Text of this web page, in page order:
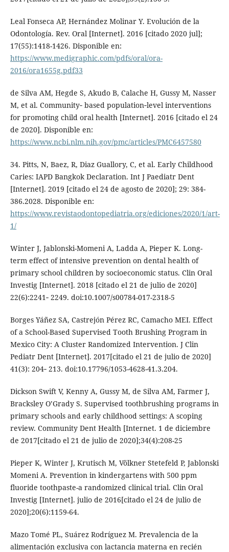
Leal Fonseca AP, Hernández Molinar Y. Evolución de la
Odontología. Rev. Oral [Internet]. 2016 [citado 2020 jul];
17(55):1418-1426. Disponible en:
https://www.medigraphic.com/pdfs/oral/ora-
2016/ora1655g.pdf33
de Silva AM, Hegde S, Akudo B, Calache H, Gussy M, Nasser
M, et al. Community‐ based population‐level interventions
for promoting child oral health [Internet]. 2016 [citado el 24
de 2020]. Disponible en:
https://www.ncbi.nlm.nih.gov/pmc/articles/PMC6457580
34. Pitts, N, Baez, R, Diaz Guallory, C, et al. Early Childhood
Caries: IAPD Bangkok Declaration. Int J Paediatr Dent
[Internet]. 2019 [citado el 24 de agosto de 2020]; 29: 384-
386.2028. Disponible en:
https://www.revistaodontopediatria.org/ediciones/2020/1/art-
1/
Winter J, Jablonski-Momeni A, Ladda A, Pieper K. Long-
term effect of intensive prevention on dental health of
primary school children by socioeconomic status. Clin Oral
Investig [Internet]. 2018 [citado el 21 de julio de 2020]
22(6):2241‐ 2249. doi:10.1007/s00784-017-2318-5
Borges Yáñez SA, Castrejón Pérez RC, Camacho MEI. Effect
of a School-Based Supervised Tooth Brushing Program in
Mexico City: A Cluster Randomized Intervention. J Clin
Pediatr Dent [Internet]. 2017[citado el 21 de julio de 2020]
41(3): 204‐ 213. doi:10.17796/1053-4628-41.3.204.
Dickson Swift V, Kenny A, Gussy M, de Silva AM, Farmer J,
Bracksley O’Grady S. Supervised toothbrushing programs in
primary schools and early childhood settings: A scoping
review. Community Dent Health [Internet. 1 de diciembre
de 2017[citado el 21 de julio de 2020];34(4):208-25
Pieper K, Winter J, Krutisch M, Völkner Stetefeld P, Jablonski
Momeni A. Prevention in kindergartens with 500 ppm
fluoride toothpaste-a randomized clinical trial. Clin Oral
Investig [Internet]. julio de 2016[citado el 24 de julio de
2020];20(6):1159-64.
Mazo Tomé PL, Suárez Rodríguez M. Prevalencia de la
alimentación exclusiva con lactancia materna en recién